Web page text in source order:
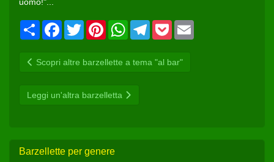
uomo!"...
CondividiFacebook
Twitter PinterestWhatsAppTelegram
Pocket
Scopri altre barzellette a tema "al bar"
Leggi un'altra barzelletta
Barzellette per genere